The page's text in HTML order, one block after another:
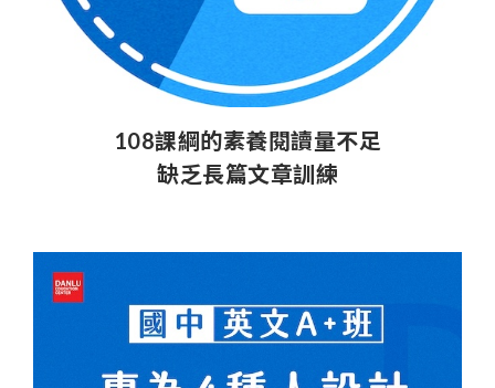
108課綱的素養閱讀量不足
缺乏長篇文章訓練